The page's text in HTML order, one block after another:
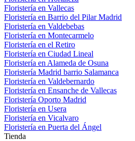
Floristería en Vallecas
Floristería en Barrio del Pilar Madrid
Floristería en Valdebebas
Floristería en Montecarmelo
Floristería en el Retiro
Floristería en Ciudad Lineal
Floristería en Alameda de Osuna
Floristería Madrid barrio Salamanca
Floristería en Valdebernardo
Floristería en Ensanche de Vallecas
Floristería Oporto Madrid
Floristería en Usera
Floristería en Vicalvaro
Floristería en Puerta del Ángel
Tienda